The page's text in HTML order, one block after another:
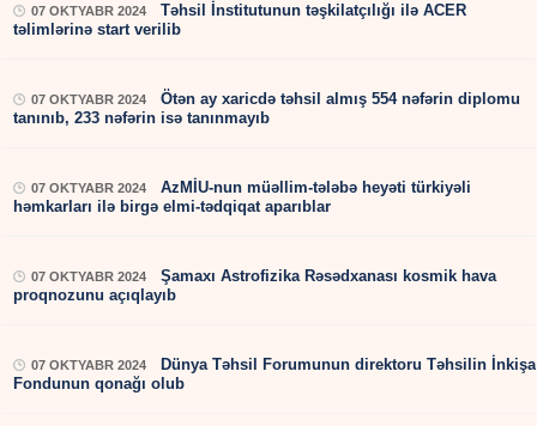
07 OKTYABR 2024
Təhsil İnstitutunun təşkilatçılığı ilə ACER
təlimlərinə start verilib
07 OKTYABR 2024
Ötən ay xaricdə təhsil almış 554 nəfərin diplomu
tanınıb, 233 nəfərin isə tanınmayıb
07 OKTYABR 2024
AzMİU-nun müəllim-tələbə heyəti türkiyəli
həmkarları ilə birgə elmi-tədqiqat aparıblar
07 OKTYABR 2024
Şamaxı Astrofizika Rəsədxanası kosmik hava
proqnozunu açıqlayıb
07 OKTYABR 2024
Dünya Təhsil Forumunun direktoru Təhsilin
Fondunun qonağı olub